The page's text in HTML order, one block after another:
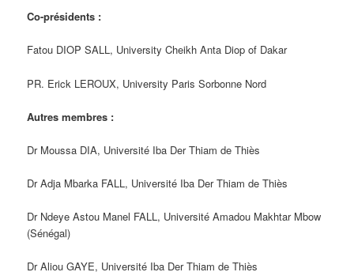
Co-présidents :
Fatou DIOP SALL, University Cheikh Anta Diop of Dakar
PR. Erick LEROUX, University Paris Sorbonne Nord
Autres membres :
Dr Moussa DIA, Université Iba Der Thiam de Thiès
Dr Adja Mbarka FALL, Université Iba Der Thiam de Thiès
Dr Ndeye Astou Manel FALL, Université Amadou Makhtar Mbow
(Sénégal)
Dr Aliou GAYE, Université Iba Der Thiam de Thiès